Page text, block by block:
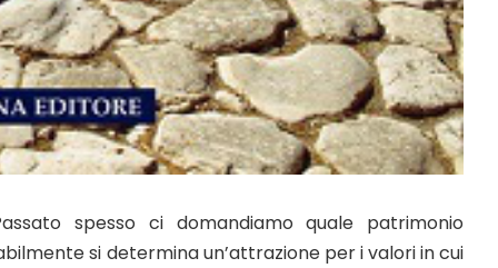
spesso ci domandiamo quale patrimonio
si determina un’attrazione per i valori in cui